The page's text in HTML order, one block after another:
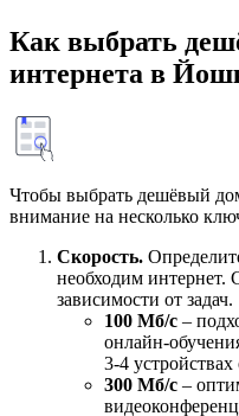
Как выбрать
интернета в
Чтобы выбрать дешёвый
внимание на несколько
Скорость.
необходим интернет.
зависимости от задач.
100 Мб/с –
онлайн-
3-4
300 Мб/с –